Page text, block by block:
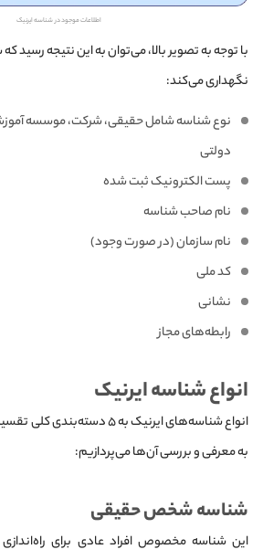
اطلاعات موجود در شناسه ایرنیک
با توجه به تصویر بالا، می‌توان به این نتیجه رسید
نگهداری می‌کند:
نوع شناسه شامل حقیقی، شرکت، موسسه
دولتی
پست الکترونیک ثبت‌ شده
نام صاحب شناسه
نام سازمان (در صورت وجود)
کد ملی
نشانی
رابطه‌های مجاز
انواع شناسه ایرنیک
انواع شناسه‌های ایرنیک به ۵
به معرفی و بررسی آن‌ها می‌پردازیم:
شناسه شخص حقیقی
این شناسه مخصوص افراد عادی برای